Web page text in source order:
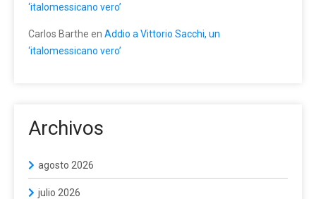
‘italomessicano vero’
Carlos Barthe en Addio a Vittorio Sacchi, un
‘italomessicano vero’
Archivos
agosto 2026
julio 2026